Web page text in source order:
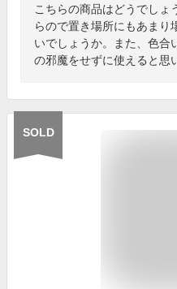
こちらの商品はどうでしょ
らので置き場所にもあまり
いでしょうか。また、色合
の邪魔をせずに使えると思
SOLD